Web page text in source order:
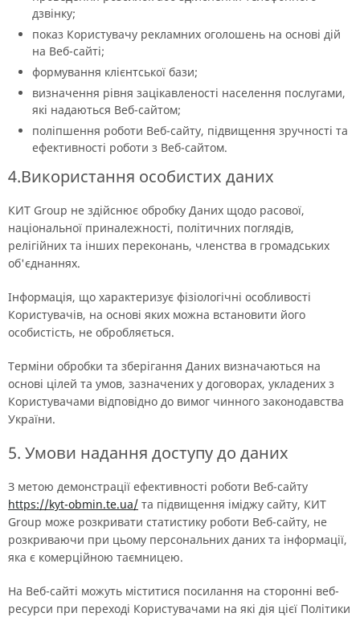
дзвінку;
показ Користувачу рекламних оголошень на основі дій
на Веб-сайті;
формування клієнтської бази;
визначення рівня зацікавленості населення послугами,
які надаються Веб-сайтом;
поліпшення роботи Веб-сайту, підвищення зручності та
ефективності роботи з Веб-сайтом.
4.Використання особистих даних
КИТ Group не здійснює обробку Даних щодо расової,
національної приналежності, політичних поглядів,
релігійних та інших переконань, членства в громадських
об'єднаннях.
Інформація, що характеризує фізіологічні особливості
Користувачів, на основі яких можна встановити його
особистість, не обробляється.
Терміни обробки та зберігання Даних визначаються на
основі цілей та умов, зазначених у договорах, укладених з
Користувачами відповідно до вимог чинного законодавства
України.
5. Умови надання доступу до даних
З метою демонстрації ефективності роботи Веб-сайту
https://kyt-obmin.te.ua/ та підвищення іміджу сайту, КИТ
Group може розкривати статистику роботи Веб-сайту, не
розкриваючи при цьому персональних даних та інформації,
яка є комерційною таємницею.
На Веб-сайті можуть міститися посилання на сторонні веб-
ресурси при переході Користувачами на які дія цієї Політики